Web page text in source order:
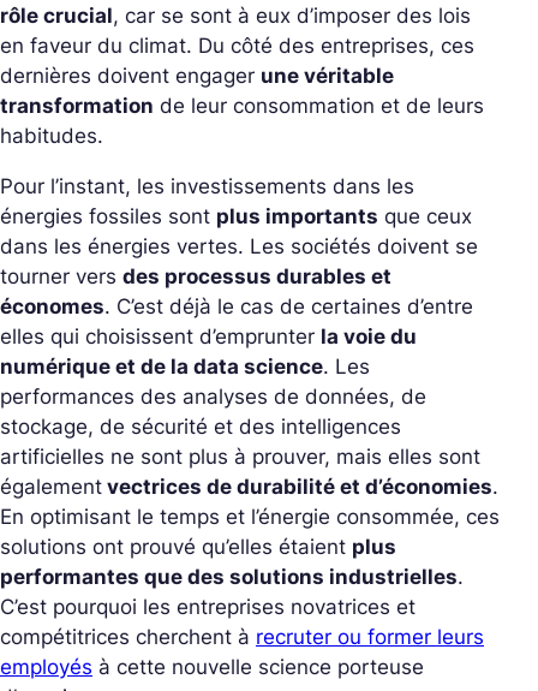
rôle crucial, car se sont à eux d’imposer des lois
en faveur du climat. Du côté des entreprises, ces
dernières doivent engager une véritable
transformation de leur consommation et de leurs
habitudes.
Pour l’instant, les investissements dans les
énergies fossiles sont plus importants que ceux
dans les énergies vertes. Les sociétés doivent se
tourner vers des processus durables et
économes. C’est déjà le cas de certaines d’entre
elles qui choisissent d’emprunter la voie du
numérique et de la data science. Les
performances des analyses de données, de
stockage, de sécurité et des intelligences
artificielles ne sont plus à prouver, mais elles sont
également vectrices de durabilité et d’économies.
En optimisant le temps et l’énergie consommée, ces
solutions ont prouvé qu’elles étaient plus
performantes que des solutions industrielles.
C’est pourquoi les entreprises novatrices et
compétitrices cherchent à recruter ou former leurs
employés à cette nouvelle science porteuse